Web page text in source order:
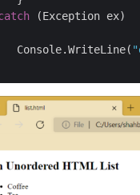
(Exception ex)
Console.WriteLine(